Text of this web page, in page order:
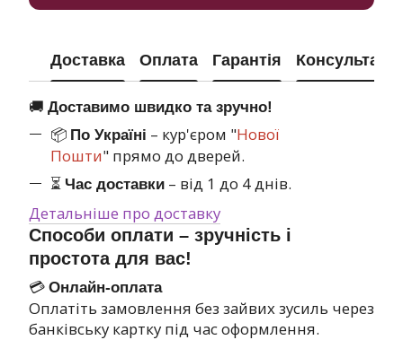
Доставка Оплата Гарантія Консультація
🚚 Доставимо швидко та зручно!
📦 По Україні – кур'єром "Нової
Пошти" прямо до дверей.
⏳ Час доставки – від 1 до 4 днів.
Детальніше про доставку
Способи оплати – зручність і
простота для вас!
💳 Онлайн-оплата
Оплатіть замовлення без зайвих зусиль через
банківську картку під час оформлення.